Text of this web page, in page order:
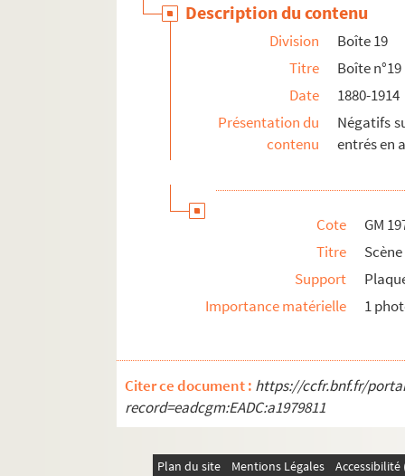
Description du contenu
Division
Boîte 19
Titre
Boîte n°19
Date
1880-1914
Présentation du
contenu
Négatifs
entrés en
Cote
GM
Titre
Support
Importance matérielle
1
Citer ce document : https://ccfr.bnf.fr/
record=eadcgm:EADC:a1979811
Plan du site Mentions Légales